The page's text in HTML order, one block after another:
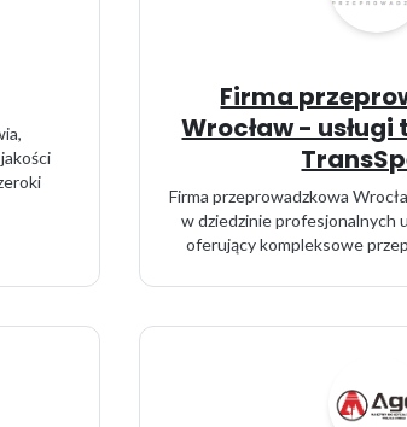
Firma
Wrocław -
Firma przeprowadzkowa
w dziedzinie profesjonalnych
oferujący kompleksowe